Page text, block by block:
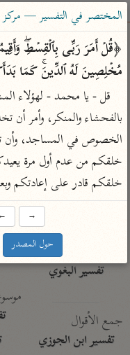
ساهم معنا
بحث تفسير
for results.
Type 1 or more
characters for results.
أمّهات
تفسير الطبري
تفسير ابن كثير
تفسير القرطبي
تفسير البغوي
جمع الأقوال
تفسير ابن الجوزي
عامّة
المختصر في التفسير — مركز
مُخۡلِصِینَ لَهُ ٱلدِّینَۚ كَمَا
خلقكم قادر على إعادتكم
→
←
حول المصدر